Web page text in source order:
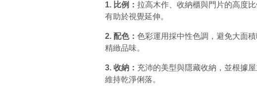
1. 比例： 拉高木作、收納櫃與門片的高度
有助於視覺延伸。
2. 配色： 色彩運用採中性色調，避免大面
精緻品味。
3. 收納： 充沛的美型與隱藏收納，並根據
維持乾淨俐落。